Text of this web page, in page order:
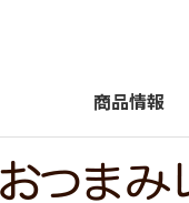
商品情報